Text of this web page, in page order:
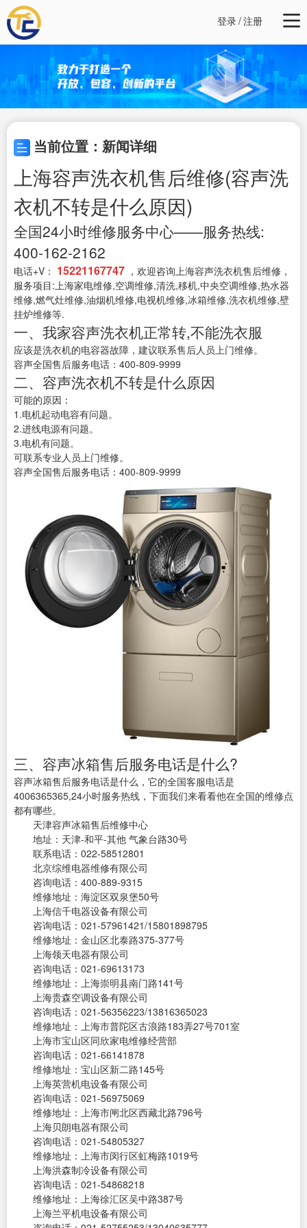
登录/注册
当前位置：新闻详细
上海容声洗衣机售后维修(容声洗
衣机不转是什么原因)
全国24小时维修服务中心——服务热线:
400-162-2162
电话+V： 15221167747 ，欢迎咨询上海容声洗衣机售后维修，
服务项目:上海家电维修,空调维修,清洗,移机,中央空调维修,热水器
维修,燃气灶维修,油烟机维修,电视机维修,冰箱维修,洗衣机维修,壁
挂炉维修等.
一、我家容声洗衣机正常转,不能洗衣服
应该是洗衣机的电容器故障，建议联系售后人员上门维修。
容声全国售后服务电话：400-809-9999
二、容声洗衣机不转是什么原因
可能的原因：
1.电机起动电容有问题。
2.进线电源有问题。
3.电机有问题。
可联系专业人员上门维修。
容声全国售后服务电话：400-809-9999
三、容声冰箱售后服务电话是什么?
容声冰箱售后服务电话是什么，它的全国客服电话是
4006365365,24小时服务热线，下面我们来看看他在全国的维修点
都有哪些。
天津容声冰箱售后维修中心
地址：天津-和平-其他 气象台路30号
联系电话：022-58512801
北京综维电器维修有限公司
咨询电话：400-889-9315
维修地址：海淀区双泉堡50号
上海信千电器设备有限公司
咨询电话：021-57961421/15801898795
维修地址：金山区北泰路375-377号
上海领天电器有限公司
咨询电话：021-69613173
维修地址：上海崇明县南门路141号
上海贵森空调设备有限公司
咨询电话：021-56356223/13816365023
维修地址：上海市普陀区古浪路183弄27号701室
上海市宝山区同欣家电维修经营部
咨询电话：021-66141878
维修地址：宝山区新二路145号
上海英营机电设备有限公司
咨询电话：021-56975069
维修地址：上海市闸北区西藏北路796号
上海贝朗电器有限公司
咨询电话：021-54805327
维修地址：上海市闵行区虹梅路1019号
上海洪森制冷设备有限公司
咨询电话：021-54868218
维修地址：上海徐汇区吴中路387号
上海兰平机电设备有限公司